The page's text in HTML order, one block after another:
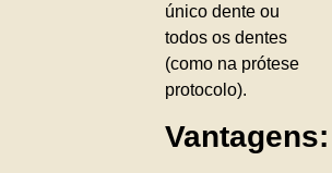
único dente ou
todos os dentes
(como na prótese
protocolo).
Vantagens: